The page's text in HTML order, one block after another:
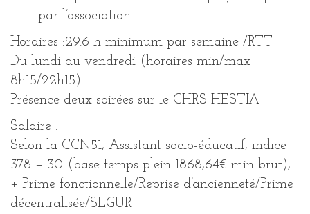
par l’association
Horaires :29.6 h minimum par semaine /RTT
Du lundi au vendredi (horaires min/max
8h15/22h15)
Présence deux soirées sur le CHRS HESTIA
Salaire :
Selon la CCN51, Assistant socio-éducatif, indice
378 + 30 (base temps plein 1868,64€ min brut),
+ Prime fonctionnelle/Reprise d’ancienneté/Prime
décentralisée/SEGUR